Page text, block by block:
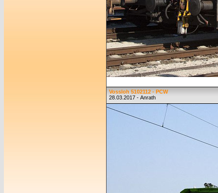
Vossloh 5102112 - PCW
28.03.2017 - Anrath